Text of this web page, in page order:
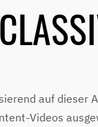
auf dieser
Videos